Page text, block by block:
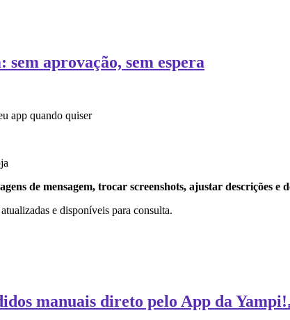
sem aprovação, sem espera
app quando quiser
de mensagem, trocar screenshots, ajustar descrições e
e disponíveis para consulta.
manuais direto pelo App da